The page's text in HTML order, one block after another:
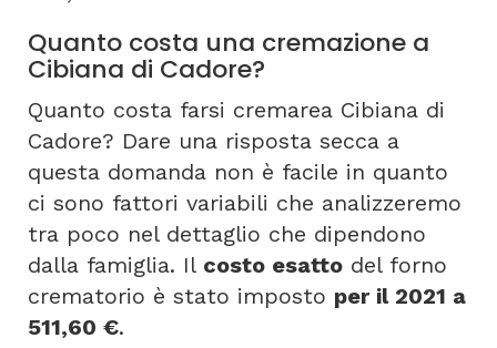
Quanto costa una cremazione a
Cibiana di Cadore?
Quanto costa farsi cremarea Cibiana di
Cadore? Dare una risposta secca a
questa domanda non è facile in quanto
ci sono fattori variabili che analizzeremo
tra poco nel dettaglio che dipendono
dalla famiglia. Il costo esatto del forno
crematorio è stato imposto per il 2021 a
511,60 €.